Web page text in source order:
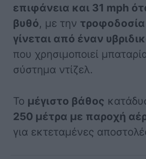
επιφάνεια και 31 mph
βυθό, με την τροφοδοσία
γίνεται από έναν
που χρησιμοποιεί
σύστημα ντίζελ.
Το μέγιστο βάθος
250 μέτρα με παροχή
για εκτεταμένες